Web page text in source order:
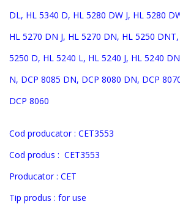
DL, HL 5340 D, HL 5280 DW J, HL 5280
HL 5270 DN J, HL 5270 DN, HL 5250
5250 D, HL 5240 L, HL 5240 J, HL 5240
N, DCP 8085 DN, DCP 8080 DN, DCP
DCP 8060
Cod producator : CET3553
Cod produs : CET3553
Producator : CET
Tip produs : for use